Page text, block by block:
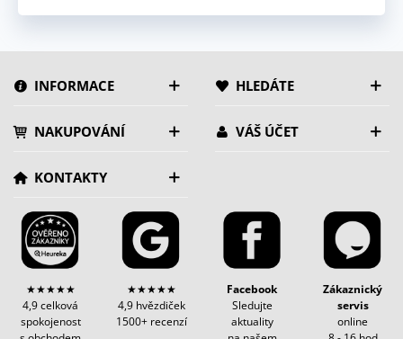
INFORMACE HLEDÁTE
NAKUPOVÁNÍ VÁŠ ÚČET
KONTAKTY
★★★★★
4,9 celková
spokojenost
★★★★★
4,9 hvězdiček
1500+ recenzí
Facebook
Sledujte
aktuality
Zákaznický
servis
online